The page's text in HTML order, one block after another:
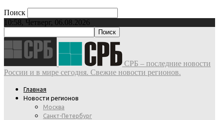
Поиск
10:58, Четверг, 06.08.2026
СРБ – последние новости
России и в мире сегодня. Свежие новости регионов.
Главная
Новости регионов
Москва
Санкт-Петербург